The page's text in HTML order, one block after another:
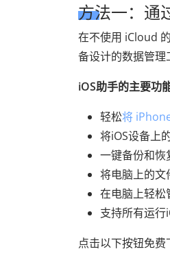
方法一：通
在不使用 iCloud
备设计的数据管理
iOS助手的主要功能
轻松将
将iOS设备上
一键备份和恢
将电脑上的文
在电脑上轻松
支持所有运
点击以下按钮免